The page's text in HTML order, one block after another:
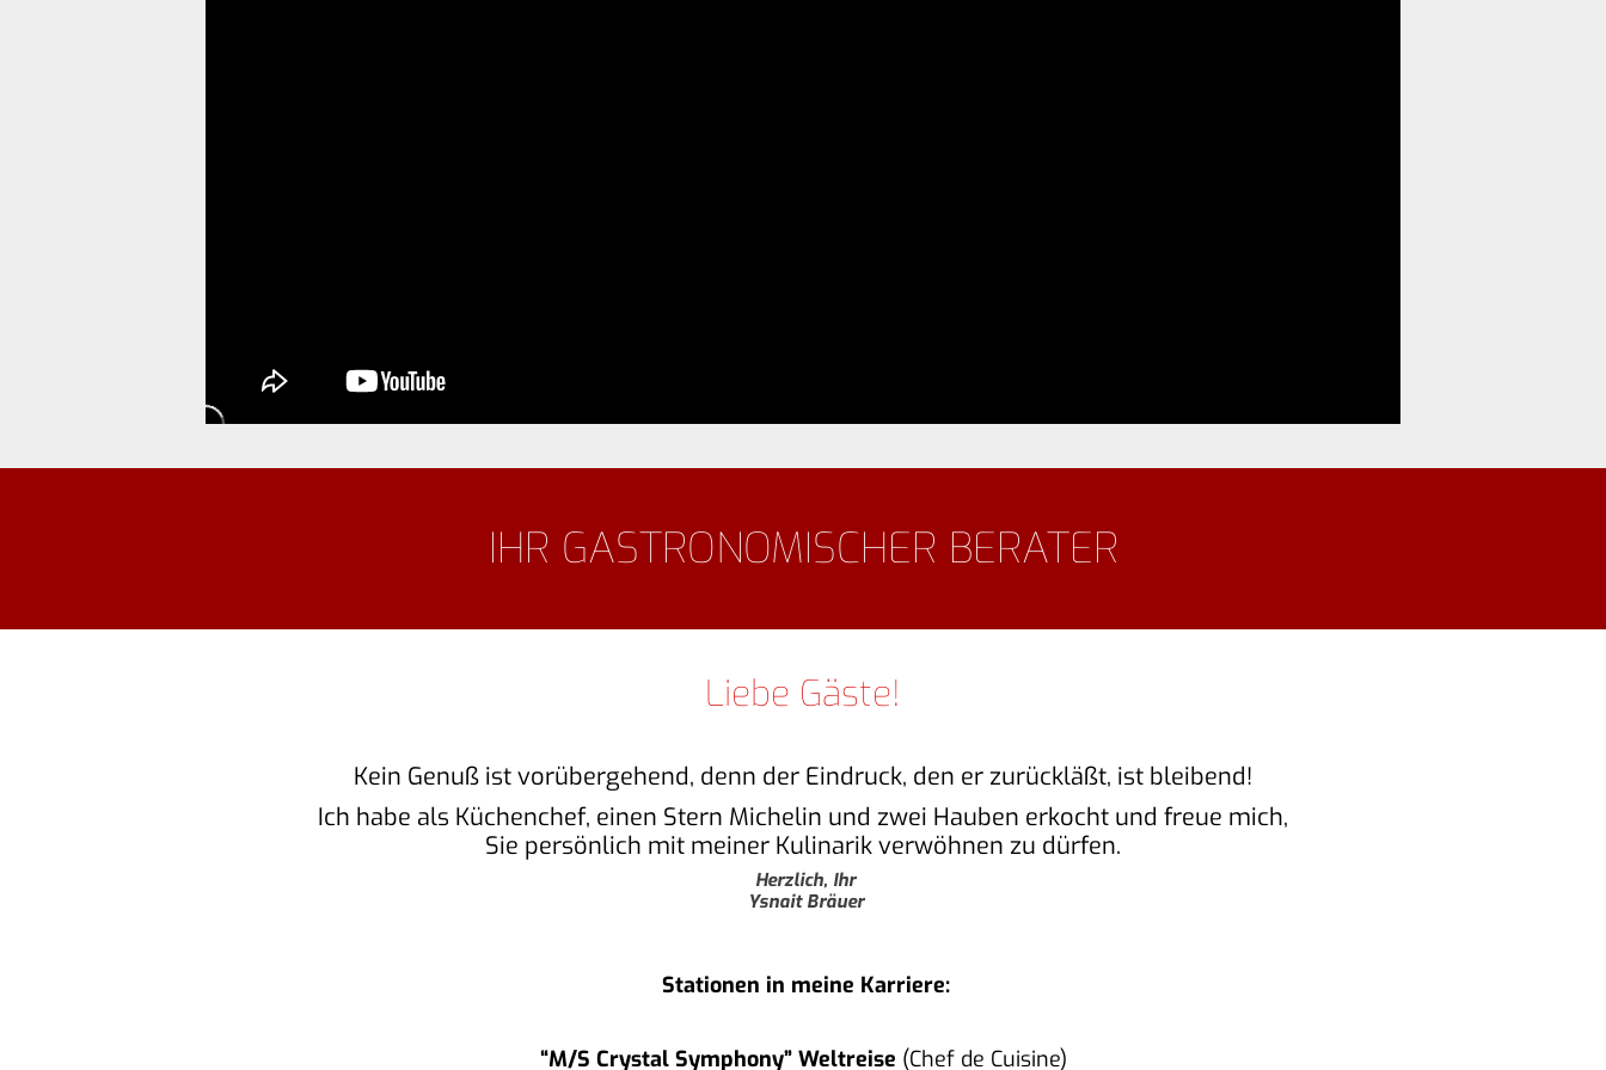
IHR GASTRONOMISCHER BERATER
Liebe Gäste!
Kein Genuß ist vorübergehend, denn der Eindruck, den er zurückläßt, ist bleibend!
Ich habe als Küchenchef, einen Stern Michelin und zwei Hauben erkocht und freue mich,
Sie persönlich mit meiner Kulinarik verwöhnen zu dürfen.
Herzlich, Ihr
Ysnait Bräuer
Stationen in meine Karriere:
“M/S Crystal Symphony” Weltreise (Chef de Cuisine)